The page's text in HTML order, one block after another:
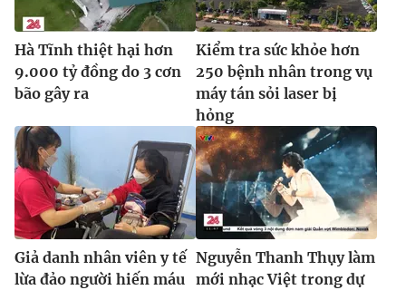
Ðiện thoại Thời báo VTV:024.66 897 897
Email:toasoan@vtv.vn
Liên hệ quảng cáo:024-7300.7108
Hà Tĩnh thiệt hại hơn
9.000 tỷ đồng do 3 cơn
bão gây ra
Kiểm tra sức khỏe hơn
250 bệnh nhân trong vụ
máy tán sỏi laser bị
hỏng
Giả danh nhân viên y tế
lừa đảo người hiến máu
Nguyễn Thanh Thụy làm
mới nhạc Việt trong dự